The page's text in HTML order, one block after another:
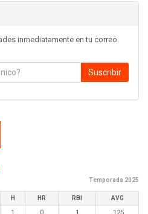
inmediatamente en tu correo
Suscribir
Temporada 2025
H HR RBI AVG